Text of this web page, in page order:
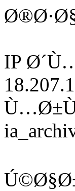
IP